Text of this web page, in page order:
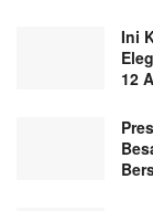
Ini
12